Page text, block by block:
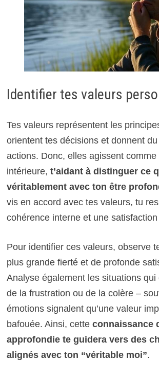
Identifier tes valeurs
Tes valeurs représentent les
orientent tes décisions et donnent
actions. Donc, elles agissent
intérieure, t’aidant à distinguer ce
véritablement avec ton être
vis en accord avec tes valeurs, tu
cohérence interne et une
Pour identifier ces valeurs, observe
plus grande fierté et de profonde
Analyse également les situations qui
de la frustration ou de la colère –
émotions signalent qu’une valeur
bafouée. Ainsi, cette connaissance
approfondie te guidera vers des
alignés avec ton “véritable moi”.